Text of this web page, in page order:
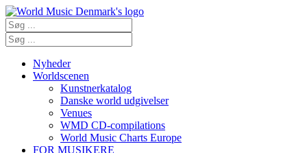
Nyheder
Worldscenen
Kunstnerkatalog
Danske world udgivelser
Venues
WMD CD-compilations
World Music Charts Europe
FOR MUSIKERE